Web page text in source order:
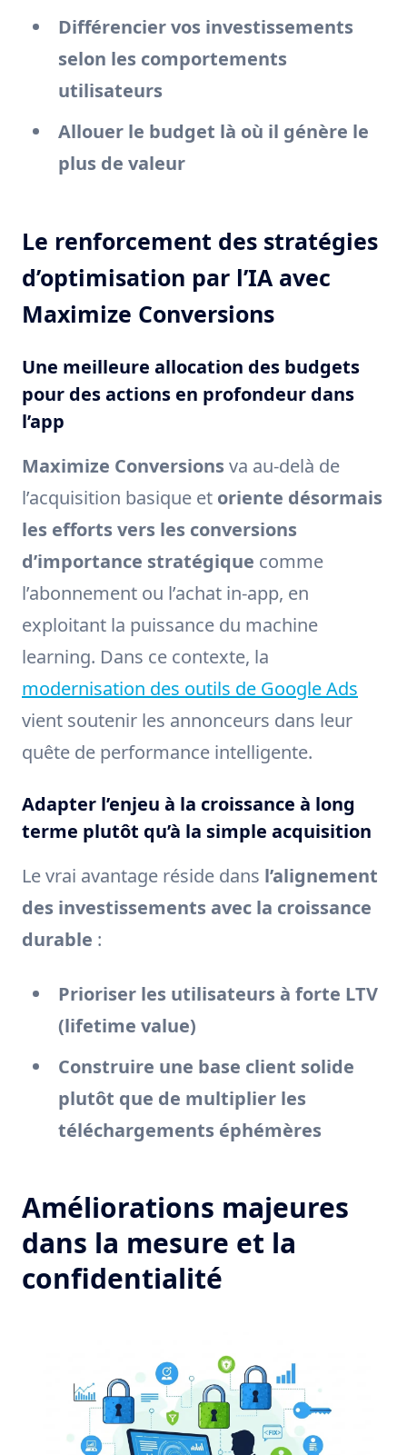
Différencier vos investissements
selon les comportements
utilisateurs
Allouer le budget là où il génère le
plus de valeur
Le renforcement des stratégies
d’optimisation par l’IA avec
Maximize Conversions
Une meilleure allocation des budgets
pour des actions en profondeur dans
l’app
Maximize Conversions va au-delà de
l’acquisition basique et oriente désormais
les efforts vers les conversions
d’importance stratégique comme
l’abonnement ou l’achat in-app, en
exploitant la puissance du machine
learning. Dans ce contexte, la
modernisation des outils de Google Ads
vient soutenir les annonceurs dans leur
quête de performance intelligente.
Adapter l’enjeu à la croissance à long
terme plutôt qu’à la simple acquisition
Le vrai avantage réside dans l’alignement
des investissements avec la croissance
durable :
Prioriser les utilisateurs à forte LTV
(lifetime value)
Construire une base client solide
plutôt que de multiplier les
téléchargements éphémères
Améliorations majeures
dans la mesure et la
confidentialité